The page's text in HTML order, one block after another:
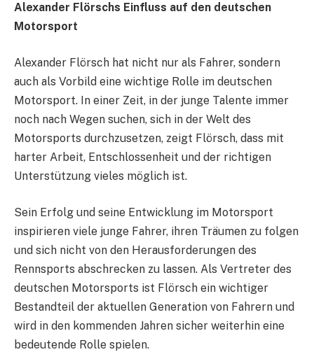
Alexander Flörschs Einfluss auf den deutschen
Motorsport
Alexander Flörsch hat nicht nur als Fahrer, sondern
auch als Vorbild eine wichtige Rolle im deutschen
Motorsport. In einer Zeit, in der junge Talente immer
noch nach Wegen suchen, sich in der Welt des
Motorsports durchzusetzen, zeigt Flörsch, dass mit
harter Arbeit, Entschlossenheit und der richtigen
Unterstützung vieles möglich ist.
Sein Erfolg und seine Entwicklung im Motorsport
inspirieren viele junge Fahrer, ihren Träumen zu folgen
und sich nicht von den Herausforderungen des
Rennsports abschrecken zu lassen. Als Vertreter des
deutschen Motorsports ist Flörsch ein wichtiger
Bestandteil der aktuellen Generation von Fahrern und
wird in den kommenden Jahren sicher weiterhin eine
bedeutende Rolle spielen.